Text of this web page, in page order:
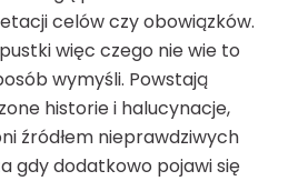
celów czy obowiązków.
więc czego nie wie to
wymyśli. Powstają
historie i halucynacje,
źródłem nieprawdziwych
gdy dodatkowo pojawi się